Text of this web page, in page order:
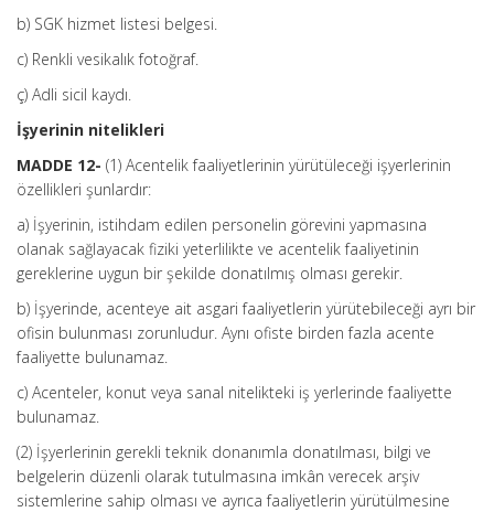
b) SGK hizmet listesi belgesi.
c) Renkli vesikalık fotoğraf.
ç) Adli sicil kaydı.
İşyerinin nitelikleri
MADDE 12- (1) Acentelik faaliyetlerinin yürütüleceği işyerlerinin
özellikleri şunlardır:
a) İşyerinin, istihdam edilen personelin görevini yapmasına
olanak sağlayacak fiziki yeterlilikte ve acentelik faaliyetinin
gereklerine uygun bir şekilde donatılmış olması gerekir.
b) İşyerinde, acenteye ait asgari faaliyetlerin yürütebileceği ayrı bir
ofisin bulunması zorunludur. Aynı ofiste birden fazla acente
faaliyette bulunamaz.
c) Acenteler, konut veya sanal nitelikteki iş yerlerinde faaliyette
bulunamaz.
(2) İşyerlerinin gerekli teknik donanımla donatılması, bilgi ve
belgelerin düzenli olarak tutulmasına imkân verecek arşiv
sistemlerine sahip olması ve ayrıca faaliyetlerin yürütülmesine